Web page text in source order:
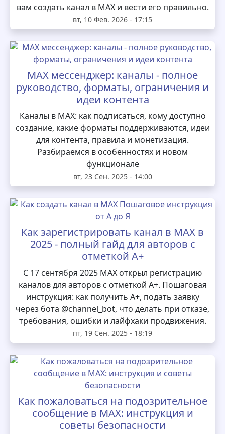
вам создать канал в MAX и вести его правильно.
вт, 10 Фев. 2026 - 17:15
MAX мессенджер: каналы - полное
руководство, форматы, ограничения и
идеи контента
Каналы в MAX: как подписаться, кому доступно
создание, какие форматы поддерживаются, идеи
для контента, правила и монетизация.
Разбираемся в особенностях и новом
функционале
вт, 23 Сен. 2025 - 14:00
Как зарегистрировать канал в MAX в
2025 - полный гайд для авторов с
отметкой А+
С 17 сентября 2025 MAX открыл регистрацию
каналов для авторов с отметкой А+. Пошаговая
инструкция: как получить А+, подать заявку
через бота @channel_bot, что делать при отказе,
требования, ошибки и лайфхаки продвижения.
пт, 19 Сен. 2025 - 18:19
Как пожаловаться на подозрительное
сообщение в MAX: инструкция и
советы безопасности